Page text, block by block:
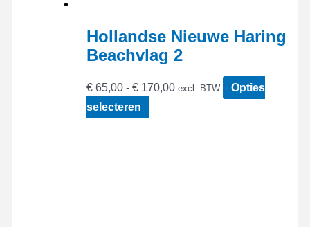
Hollandse Nieuwe Haring
Beachvlag 2
€65,00 - €170,00Prijsklasse:
excl. BTW
Opties
selecteren